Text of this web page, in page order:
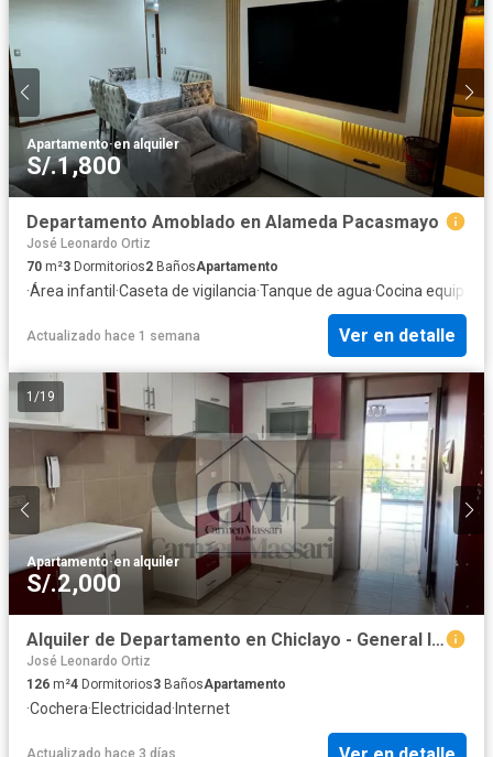
Apartamento·en alquiler
S/.1,800
Departamento Amoblado en Alameda Pacasmayo
José Leonardo Ortiz
70 m²3 Dormitorios2 BañosApartamento
·Área infantil ·Caseta de vigilancia·Tanque de agua·Cocina equipada
Actualizado hace 1 semana Ver en detalle
1 /19
Apartamento·en alquiler
S/.2,000
Alquiler de Departamento en Chiclayo - General la Mar
José Leonardo Ortiz
126 m²4 Dormitorios3 BañosApartamento
·Cochera·Electricidad· Internet
Actualizado hace 3 días